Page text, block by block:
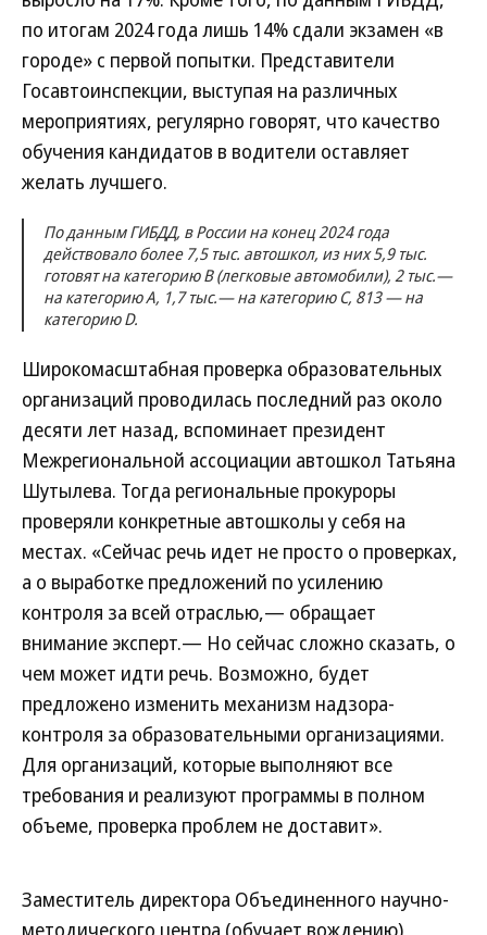
по итогам 2024 года лишь 14% сдали экзамен «в
городе» с первой попытки. Представители
Госавтоинспекции, выступая на различных
мероприятиях, регулярно говорят, что качество
обучения кандидатов в водители оставляет
желать лучшего.
По данным ГИБДД, в России на конец 2024 года
действовало более 7,5 тыс. автошкол, из них 5,9 тыс.
готовят на категорию B (легковые автомобили), 2 тыс.—
на категорию А, 1,7 тыс.— на категорию С, 813 — на
категорию D.
Широкомасштабная проверка образовательных
организаций проводилась последний раз около
десяти лет назад, вспоминает президент
Межрегиональной ассоциации автошкол Татьяна
Шутылева. Тогда региональные прокуроры
проверяли конкретные автошколы у себя на
местах. «Сейчас речь идет не просто о проверках,
а о выработке предложений по усилению
контроля за всей отраслью,— обращает
внимание эксперт.— Но сейчас сложно сказать, о
чем может идти речь. Возможно, будет
предложено изменить механизм надзора-
контроля за образовательными организациями.
Для организаций, которые выполняют все
требования и реализуют программы в полном
объеме, проверка проблем не доставит».
Заместитель директора Объединенного научно-
методического центра (обучает вождению)